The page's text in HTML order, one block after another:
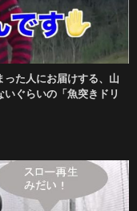
った人にお届けする、山
ぐらいの「魚突きドリ